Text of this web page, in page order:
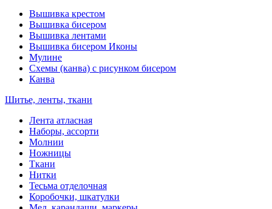
Вышивка крестом
Вышивка бисером
Вышивка лентами
Вышивка бисером Иконы
Мулине
Схемы (канва) с рисунком бисером
Канва
Шитье, ленты, ткани
Лента атласная
Наборы, ассорти
Молнии
Ножницы
Ткани
Нитки
Тесьма отделочная
Коробочки, шкатулки